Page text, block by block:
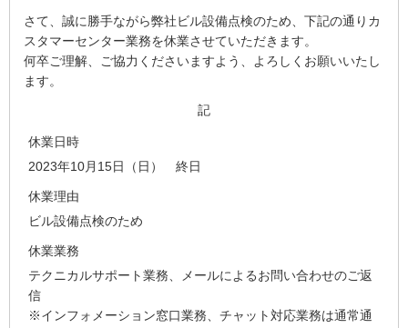
さて、誠に勝手ながら弊社ビル設備点検のため、下記の通りカ
スタマーセンター業務を休業させていただきます。
何卒ご理解、ご協力くださいますよう、よろしくお願いいたし
ます。
記
休業日時
2023年10月15日（日） 終日
休業理由
ビル設備点検のため
休業業務
テクニカルサポート業務、メールによるお問い合わせのご返
信
※インフォメーション窓口業務、チャット対応業務は通常通